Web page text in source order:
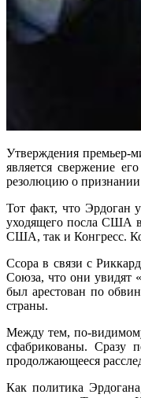
Утверждения премьер-
является свержение
резолюцию о признании
Тот факт, что Эрдоган
уходящего посла США в
США, так и Конгресс.
Ссора в связи с
Союза, что они увидят
был арестован по
страны.
Между тем, по-
сфабрикованы.
продолжающееся
Как политика